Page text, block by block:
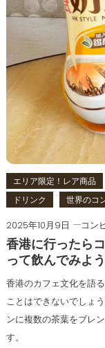
エリア限定！レア商品
ドリンク
世界のコ
2025年10月9日
コン
香港に行ったら
って飲んでみよ
香港のカフェ文化を語
ことはできないでしょ
ンに複数の茶葉をブレ
す。